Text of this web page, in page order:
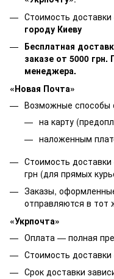
Стоимость
городу Киеву
Бесплатная
заказе от 5000
менеджера.
«Новая Почта»
Возможные способы
на карту
наложенным
Стоимость
грн (для прямых
Заказы,
отправляются в тот
«Укрпочта»
Оплата — полная
Стоимость
Срок доставки